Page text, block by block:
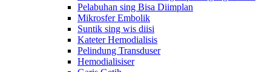
Pelabuhan sing Bisa Diimplan
Mikrosfer Embolik
Suntik sing wis diisi
Kateter Hemodialisis
Pelindung Transduser
Hemodialisiser